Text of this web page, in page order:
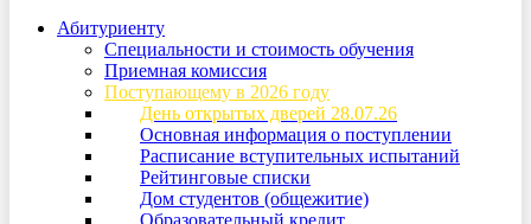
Абитуриенту
Специальности и стоимость обучения
Приемная комиссия
Поступающему в 2026 году
День открытых дверей 28.07.26
Основная информация о поступлении
Расписание вступительных испытаний
Рейтинговые списки
Дом студентов (общежитие)
Образовательный кредит